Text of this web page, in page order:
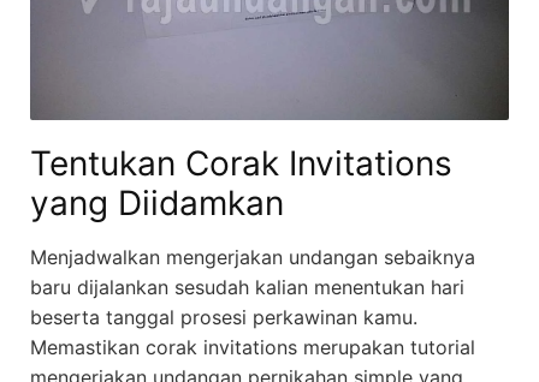
Tentukan Corak Invitations
yang Diidamkan
Menjadwalkan mengerjakan undangan sebaiknya
baru dijalankan sesudah kalian menentukan hari
beserta tanggal prosesi perkawinan kamu.
Memastikan corak invitations merupakan tutorial